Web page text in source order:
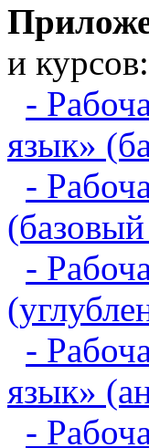
и курсов:
-
язык»
-
-
-
язык»
-